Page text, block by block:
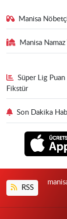
Manisa
Manisa
Süper Lig
Fikstür
Son Dakika
RSS